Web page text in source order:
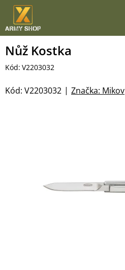
Přejít
obsah
Nůž Kostka
Kód: V2203032
Značka: Mikov
Kód: V2203032